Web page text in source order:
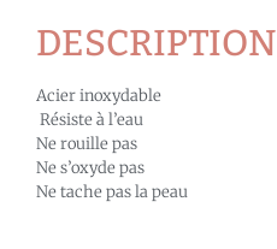
DESCRIPTION
Acier inoxydable
Résiste à l’eau
Ne rouille pas
Ne s’oxyde pas
Ne tache pas la peau